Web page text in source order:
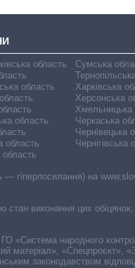
область
область
область
область
область
Сумська
Харківська
Херсонська
Хмельницька
Черкаська
Чернівецька
Чернігівська
— гіперпосилання) на
стан виконання цих
«Система народного
матеріал», «Спецпроєкт»,
законодавством